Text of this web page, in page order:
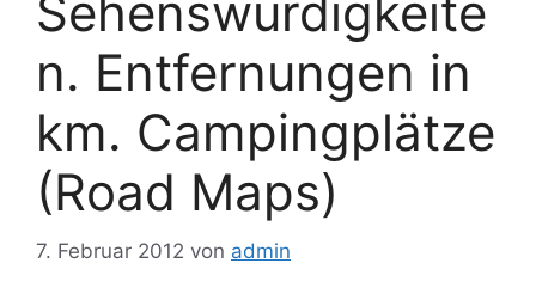
Sehenswürdigkeite
n. Entfernungen in
km. Campingplätze
(Road Maps)
7. Februar 2012 von admin